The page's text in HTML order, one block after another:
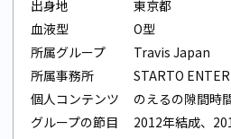
出身地
東京都
血液型
O型
所属グループ
Travis Japan
所属事務所
STARTO
個人コンテンツ
のえるの隙間時
グループの節目
2012年結成、